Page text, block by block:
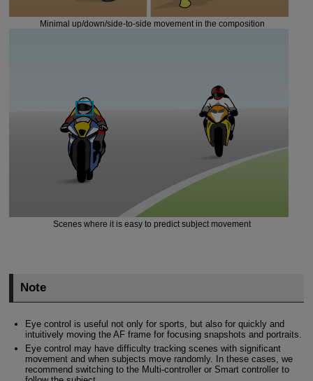
Minimal up/down/side-to-side movement in the composition
Scenes where it is easy to predict subject movement
Note
Eye control is useful not only for sports, but also for quickly and
intuitively moving the AF frame for focusing snapshots and portraits.
Eye control may have difficulty tracking scenes with significant
movement and when subjects move randomly. In these cases, we
recommend switching to the Multi-controller or Smart controller to